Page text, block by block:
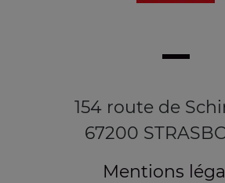
154 route de
67200
Mentions